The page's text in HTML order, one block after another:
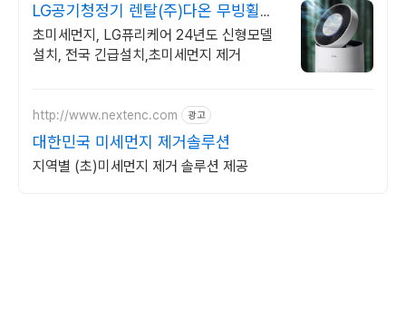
LG공기청정기 렌탈(주)다온 무빙휠증
정+추가할인+긴급설치
초미세먼지, LG퓨리케어 24년도 신형모델
설치, 전국 긴급설치,초미세먼지 제거
http://www.nextenc.com 광고
대한민국 미세먼지 제거솔루션
지역별 (초)미세먼지 제거 솔루션 제공